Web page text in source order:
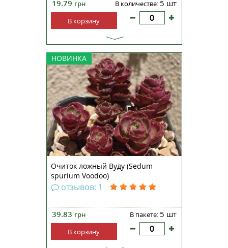
19.79 грн В количестве: 5 шт
В корзину
НОВИНКАСедум ложный Вуду —
многолетний, почвопокровный,
очень декоративный суккулент
из семейства Толстянковых.
Растет во всех регионах Украины.
Растение образовывает плотные,
невысокие ковры из сочных,
стелющихся или
приподнимающи...
Очиток ложный Вуду (Sedum
spurium Voodoo)
отзывов: 1
39.83 грн В пакете: 5 шт
В корзину